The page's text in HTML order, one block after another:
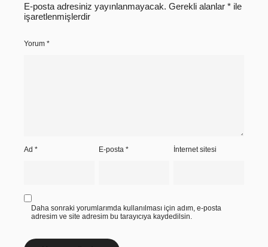
E-posta adresiniz yayınlanmayacak. Gerekli alanlar * ile
işaretlenmişlerdir
Yorum *
Ad * E-posta* İnternet sitesi
Daha sonraki yorumlarımda kullanılması için adım, e-posta
adresim ve site adresim bu tarayıcıya kaydedilsin.